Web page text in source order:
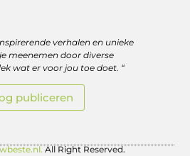
verhalen en unieke
meenemen door diverse
wat er voor jou toe doet. “
publiceren
All Right Reserved.